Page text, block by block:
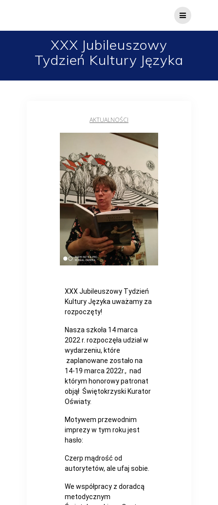
XXX Jubileuszowy
Tydzień Kultury Języka
AKTUALNOŚCI
XXX Jubileuszowy Tydzień
Kultury Języka uważamy za
rozpoczęty!
Nasza szkoła 14 marca
2022 r. rozpoczęła udział w
wydarzeniu, które
zaplanowane zostało na
14-19 marca 2022r., nad
którym honorowy patronat
objął Świętokrzyski Kurator
Oświaty.
Motywem przewodnim
imprezy w tym roku jest
hasło:
Czerp mądrość od
autorytetów, ale ufaj sobie.
We współpracy z doradcą
metodycznym